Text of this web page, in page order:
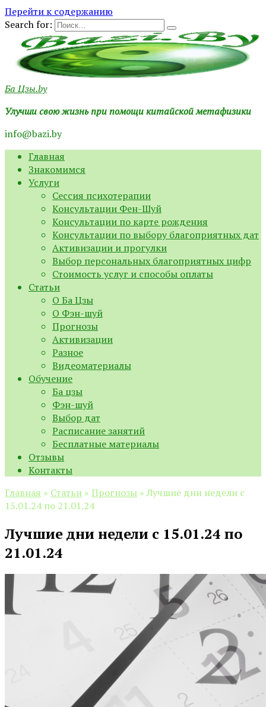
Перейти к содержанию
Search for:
Ба Цзы.by
Улучши свою жизнь при помощи китайской метафизики
info@bazi.by
Главная
Знакомимся
Услуги
Сессия психотерапии
Консультации Фен-Шуй
Консультации по карте рождения
Консультации по выбору благоприятных дат
Активизации и прогулки
Выбор персональных благоприятных цифр
Стоимость услуг и способы оплаты
Статьи
О Ба Цзы
О Фэн-шуй
Прогнозы
Активизации
Разное
Видеоматериалы
Обучение
Ба цзы
Фэн-шуй
Выбор дат
Расписание занятий
Бесплатные материалы
Отзывы
Контакты
Главная » Статьи » Прогнозы » Лучшие дни недели с
15.01.24 по 21.01.24
Лучшие дни недели с 15.01.24 по
21.01.24